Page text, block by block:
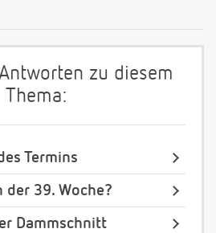
zu diesem
Thema:
Termins
39. Woche?
Dammschnitt